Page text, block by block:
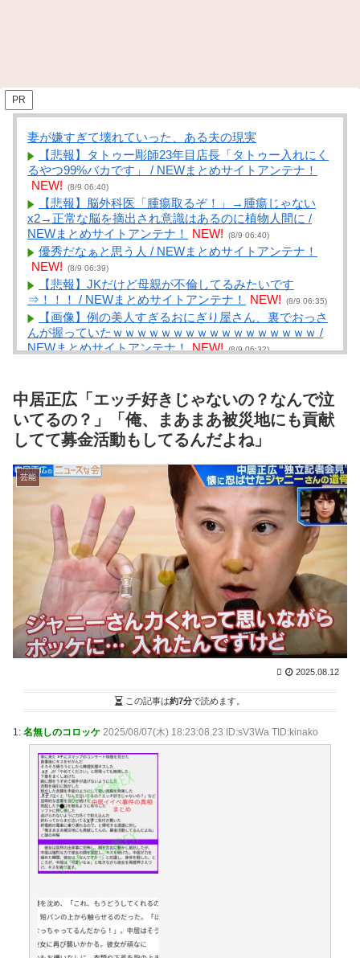
PR
妻が嫌すぎて壊れていった、ある夫の現実
【悲報】タトゥー彫師23年目店長「タトゥー入れにく
るやつ99%バカです」 / NEWまとめサイトアンテナ！
NEW!
(8/9 06:40)
【悲報】脳外科医「腫瘍取るぞ！」→腫瘍じゃない
x2→正常な脳を摘出され意識はあるのに植物人間に /
NEWまとめサイトアンテナ！
NEW! (8/9 06:40)
優秀だなぁと思う人 / NEWまとめサイトアンテナ！
NEW!
(8/9 06:39)
【悲報】JKだけど母親が不倫してるみたいです
⇒！！！ / NEWまとめサイトアンテナ！
NEW! (8/9 06:35)
【画像】例の美人すぎるおにぎり屋さん、裏でおっさ
んが握っていたｗｗｗｗｗｗｗｗｗｗｗｗｗｗｗｗｗ /
NEWまとめサイトアンテナ！ NEW! (8/9 06:32)
権利権利ばっかりで法律違反ですよパワハラパワハラ
で仕事できねぇ新入社員にメンタルやられてる / まとめ
るZ NEW! (8/9 06:03)
何で祭りの屋台って魚介類ないの？ / まとめるZ
(8/9 06:03)
「生きる。」 第三部＜宇宙激震編＞ 第４０１話 /
まとめるZ
NEW!
ソニーの新作MARVEL Tōkonが発売されたけどどうな
ん？ / まとめるZ NEW! (8/9 06:03)
武蔵さん頑張る 第１３話 私がモテないのはどう考え
てもデジタル決済社会が悪い。 その2 / まとめるZ
NEW!
(8/9 06:03)
黄金期を築く小久保ソフトバンクの次期監督は一体誰
になるのか！圧倒的な強さを誇る王国の未来を考えてみ
た / 2chまとめアンテナ！ NEW! (8/9 05:44)
強豪校のベンチ外選手が無理やりダンス？SNSで炎上
する野球部イジメ疑惑の真相と現場取材で見えたリアル
カスまで晒されるwww / 2chまとめアンテナ！
【悲報】堀大輔さん、実は仮眠を取っていた
WWWWWWWWWWWWWWWWWWWWWWWWWWW
WWWWWWWWWWWWWWW / 2chまとめアンテナ！
NEW! (8/9 05:44)
36歳の彼女と結婚したいのに、家族が猛反対。家族か
ら信じられない言葉が飛び出した… 他 / 2chnaviヘッド
ライン (12/24 07:00)
Powered by livedoor 相互RSS
平穏が少しずつ壊れていく家族の物語。
路上駐車中のテスラ車を超弩級のゲリラ豪雨が直撃、
水が溢れてどんどん浸かっていくのを…… / anaguro - 総
合 NEW!
中居正広「エッチ好きじゃないの？なんで泣
いてるの？」「俺、まあまあ被災地にも貢献
してて募金活動もしてるんだよね」
芸能
2025.08.12
この記事は約7分で読めます。
1: 名無しのコロッケ 2025/08/07(木) 18:23:08.23 ID:sV3Wa TID:kinako